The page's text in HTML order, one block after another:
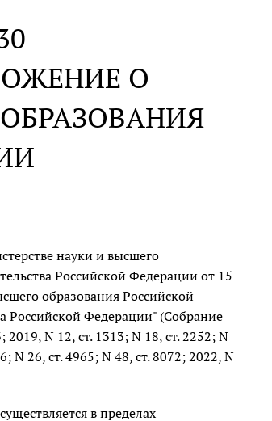
О
науки и высшего
Российской Федерации от 15
образования Российской
Российской Федерации" (Собрание
N 12, ст. 1313; N 18, ст. 2252; N
N 26, ст. 4965; N 48, ст. 8072; 2022, N
в пределах